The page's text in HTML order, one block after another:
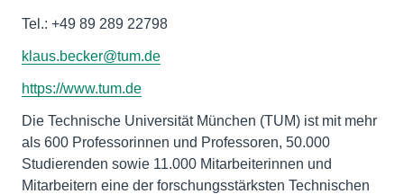
Tel.: +49 89 289 22798
klaus.becker@tum.de
https://www.tum.de
Die Technische Universität München (TUM) ist mit mehr
als 600 Professorinnen und Professoren, 50.000
Studierenden sowie 11.000 Mitarbeiterinnen und
Mitarbeitern eine der forschungsstärksten Technischen